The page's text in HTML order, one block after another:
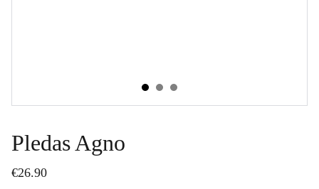
Pledas Agno
€26.90